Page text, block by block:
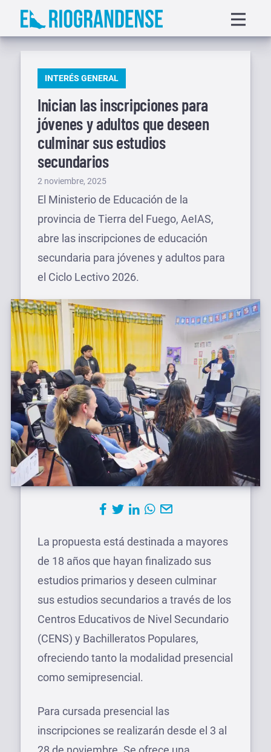
Saltar
menu
PUBLICADO
INTERÉS GENERAL
Inician las inscripciones para
jóvenes y adultos que deseen
culminar sus estudios
secundarios
Publicado
el
2 noviembre, 2025
El Ministerio de Educación de la
provincia de Tierra del Fuego, AeIAS,
abre las inscripciones de educación
secundaria para jóvenes y adultos para
el Ciclo Lectivo 2026.
La propuesta está destinada a mayores
de 18 años que hayan finalizado sus
estudios primarios y deseen culminar
sus estudios secundarios a través de los
Centros Educativos de Nivel Secundario
(CENS) y Bachilleratos Populares,
ofreciendo tanto la modalidad presencial
como semipresencial.
Para cursada presencial las
inscripciones se realizarán desde el 3 al